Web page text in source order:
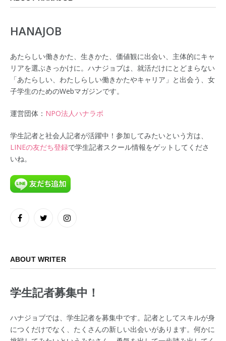
HANAJOB
あたらしい働きかた、生きかた、価値観に出会い、主体的にキャ
リアを選ぶきっかけに。ハナジョブは、就活だけにとどまらない
「あたらしい、わたしらしい働きかたやキャリア」と出会う、女
子学生のためのWebマガジンです。
運営団体： NPO法人ハナラボ
学生記者と社会人記者が活躍中！参加してみたいという方は、
LINEの友だち登録で学生記者スクール情報をゲットしてくださ
いね。
FacebookTwitter Instagram
ABOUT WRITER
学生記者募集中！
ハナジョブでは、学生記者を募集中です。記者としてスキルが身
につくだけでなく、たくさんの新しい出会いがあります。何かに